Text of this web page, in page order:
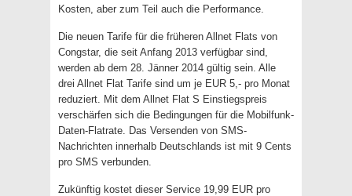
Kosten, aber zum Teil auch die Performance.
Die neuen Tarife für die früheren Allnet Flats von
Congstar, die seit Anfang 2013 verfügbar sind,
werden ab dem 28. Jänner 2014 gültig sein. Alle
drei Allnet Flat Tarife sind um je EUR 5,- pro Monat
reduziert. Mit dem Allnet Flat S Einstiegspreis
verschärfen sich die Bedingungen für die Mobilfunk-
Daten-Flatrate. Das Versenden von SMS-
Nachrichten innerhalb Deutschlands ist mit 9 Cents
pro SMS verbunden.
Zukünftig kostet dieser Service 19,99 EUR pro